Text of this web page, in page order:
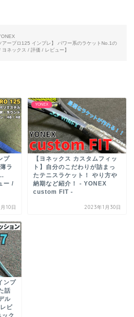
アープロ125 インプレ】 パワー系のラケットNo.1の
ネックス / 評価 / レビュー】
プ
ラ
ー /
10日
YONEX
【ヨネックス カスタムフィッ
ト】自分のこだわりが詰まっ
たテニスラケット！ やり方や
納期など紹介！ - YONEX
custom FIT -
2023年1月30日
ンプ
話
ル
ビ
ック